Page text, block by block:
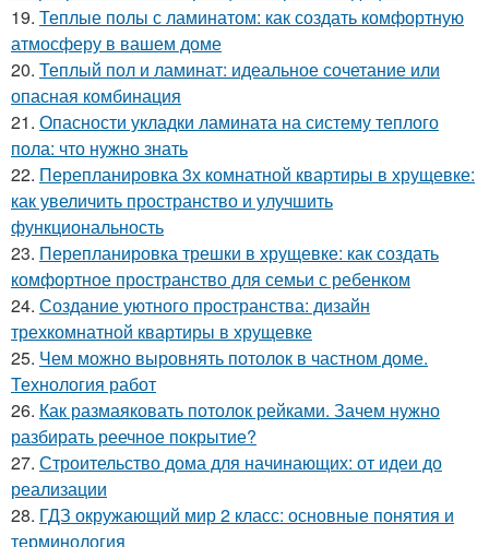
19. Теплые полы с ламинатом: как создать комфортную
атмосферу в вашем доме
20. Теплый пол и ламинат: идеальное сочетание или
опасная комбинация
21. Опасности укладки ламината на систему теплого
пола: что нужно знать
22. Перепланировка 3х комнатной квартиры в хрущевке:
как увеличить пространство и улучшить
функциональность
23. Перепланировка трешки в хрущевке: как создать
комфортное пространство для семьи с ребенком
24. Создание уютного пространства: дизайн
трехкомнатной квартиры в хрущевке
25. Чем можно выровнять потолок в частном доме.
Технология работ
26. Как размаяковать потолок рейками. Зачем нужно
разбирать реечное покрытие?
27. Строительство дома для начинающих: от идеи до
реализации
28. ГДЗ окружающий мир 2 класс: основные понятия и
терминология